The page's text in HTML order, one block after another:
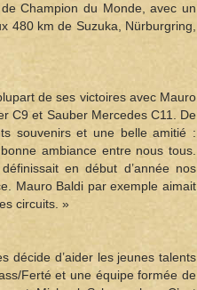
Champion du Monde, avec un
480 km de Suzuka, Nürburgring,
de ses victoires avec Mauro
C9 et Sauber Mercedes C11. De
souvenirs et une belle amitié :
ambiance entre nous tous.
en début d’année nos
Mauro Baldi par exemple aimait
circuits. »
décide d’aider les jeunes talents
Ferté et une équipe formée de